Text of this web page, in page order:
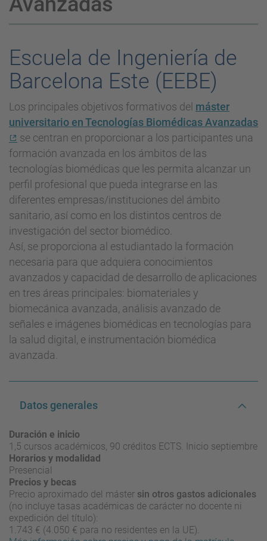
Escuela de Ingeniería de
Barcelona Este (EEBE)
Los principales objetivos formativos del máster
universitario en Tecnologías Biomédicas Avanzadas
se centran en proporcionar a los participantes una
formación avanzada en los ámbitos de las
tecnologías biomédicas que les permita alcanzar un
perfil profesional que pueda integrarse en las
diferentes empresas/instituciones del ámbito
sanitario, así como en los distintos centros de
investigación del sector biomédico.
Así, se proporciona al estudiantado la formación
necesaria para que adquiera conocimientos
avanzados y capacidad de desarrollo de aplicaciones
en tres áreas principales: biomateriales y
biomecánica avanzada, análisis avanzado de
señales e imágenes biomédicas en tecnologías para
la salud digital, e instrumentación biomédica
avanzada.
Datos generales
Duración e inicio
1,5 cursos académicos, 90 créditos ECTS. Inicio septiembre
Horarios y modalidad
Presencial
Precios y becas
Precio aproximado del máster sin otros gastos adicionales
(no incluye tasas académicas de carácter no docente ni
expedición del título):
1.743 € (4.050 € para no residentes en la UE).